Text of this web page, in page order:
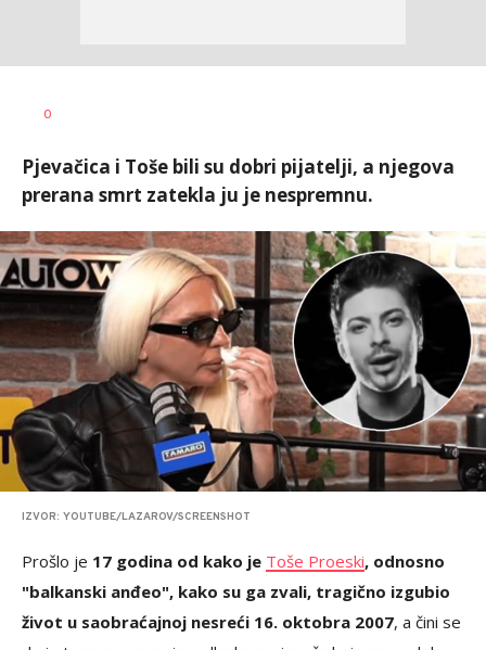
AUTOR
0
Pjevačica i Toše bili su dobri pijatelji, a njegova
prerana smrt zatekla ju je nespremnu.
IZVOR: YOUTUBE/LAZAROV/SCREENSHOT
Prošlo je 17 godina od kako je Toše Proeski, odnosno
"balkanski anđeo", kako su ga zvali, tragično izgubio
život u saobraćajnoj nesreći 16. oktobra 2007, a čini se